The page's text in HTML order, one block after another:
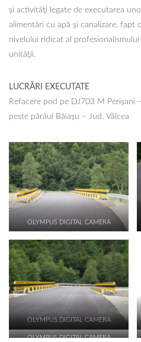
şi activităţi legate de executarea
alimentări cu apă şi canalizare, fapt
nivelului ridicat al
unităţii.
LUCRĂRI EXECUTATE
Refacere pod pe DJ703 M Perişani
peste pârâul Băiaşu – Jud. Vâlcea
OLYMPUS DIGITAL CAMERA
OLYMPUS DIGITAL CAMERA
OLYMPUS DIGITAL CAMERA